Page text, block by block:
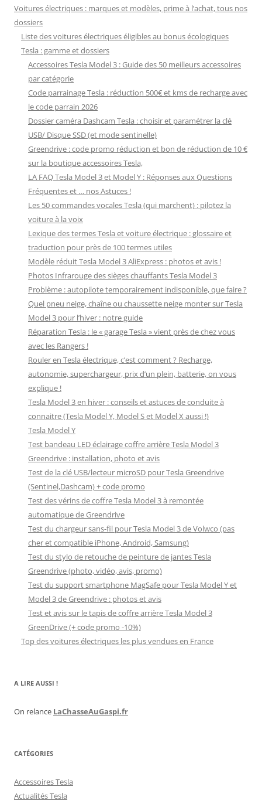
Voitures électriques : marques et modèles, prime à l’achat, tous nos
dossiers
Liste des voitures électriques éligibles au bonus écologiques
Tesla : gamme et dossiers
Accessoires Tesla Model 3 : Guide des 50 meilleurs accessoires
par catégorie
Code parrainage Tesla : réduction 500€ et kms de recharge avec
le code parrain 2026
Dossier caméra Dashcam Tesla : choisir et paramétrer la clé
USB/ Disque SSD (et mode sentinelle)
Greendrive : code promo réduction et bon de réduction de 10 €
sur la boutique accessoires Tesla,
LA FAQ Tesla Model 3 et Model Y : Réponses aux Questions
Fréquentes et … nos Astuces !
Les 50 commandes vocales Tesla (qui marchent) : pilotez la
voiture à la voix
Lexique des termes Tesla et voiture électrique : glossaire et
traduction pour près de 100 termes utiles
Modèle réduit Tesla Model 3 AliExpress : photos et avis !
Photos Infrarouge des sièges chauffants Tesla Model 3
Problème : autopilote temporairement indisponible, que faire ?
Quel pneu neige, chaîne ou chaussette neige monter sur Tesla
Model 3 pour l’hiver : notre guide
Réparation Tesla : le « garage Tesla » vient près de chez vous
avec les Rangers !
Rouler en Tesla électrique, c’est comment ? Recharge,
autonomie, superchargeur, prix d’un plein, batterie, on vous
explique !
Tesla Model 3 en hiver : conseils et astuces de conduite à
connaitre (Tesla Model Y, Model S et Model X aussi !)
Tesla Model Y
Test bandeau LED éclairage coffre arrière Tesla Model 3
Greendrive : installation, photo et avis
Test de la clé USB/lecteur microSD pour Tesla Greendrive
(Sentinel,Dashcam) + code promo
Test des vérins de coffre Tesla Model 3 à remontée
automatique de Greendrive
Test du chargeur sans-fil pour Tesla Model 3 de Volwco (pas
cher et compatible iPhone, Android, Samsung)
Test du stylo de retouche de peinture de jantes Tesla
Greendrive (photo, vidéo, avis, promo)
Test du support smartphone MagSafe pour Tesla Model Y et
Model 3 de Greendrive : photos et avis
Test et avis sur le tapis de coffre arrière Tesla Model 3
GreenDrive (+ code promo -10%)
Top des voitures électriques les plus vendues en France
A LIRE AUSSI !
On relance LaChasseAuGaspi.fr
CATÉGORIES
Accessoires Tesla
Actualités Tesla